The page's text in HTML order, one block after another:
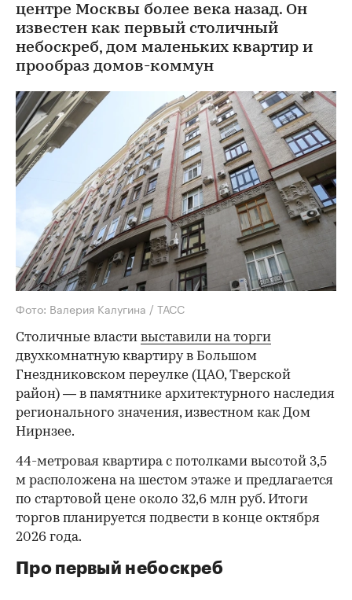
центре Москвы более века назад. Он
известен как первый столичный
небоскреб, дом маленьких квартир и
прообраз домов-коммун
Фото: Валерия Калугина / ТАСС
Столичные власти выставили на торги
двухкомнатную квартиру в Большом
Гнездниковском переулке (ЦАО, Тверской
район) — в памятнике архитектурного наследия
регионального значения, известном как Дом
Нирнзее.
44-метровая квартира с потолками высотой 3,5
м расположена на шестом этаже и предлагается
по стартовой цене около 32,6 млн руб. Итоги
торгов планируется подвести в конце октября
2026 года.
Про первый небоскреб